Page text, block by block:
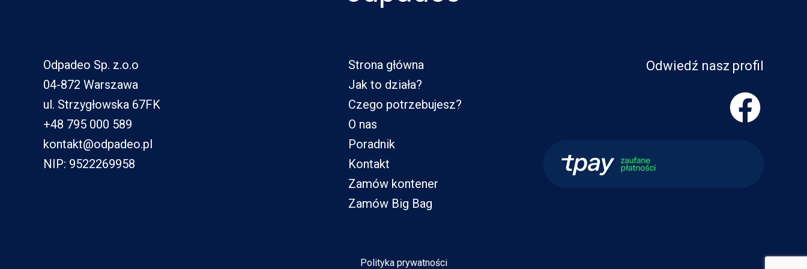
Odpadeo Sp. z.o.o
04-872 Warszawa
ul. Strzygłowska 67FK
+48 795 000 589
kontakt@odpadeo.pl
NIP: 9522269958
Strona główna
Jak to działa?
Czego potrzebujesz?
O nas
Poradnik
Kontakt
Zamów kontener
Zamów Big Bag
Odwiedź nasz profil
Polityka prywatności